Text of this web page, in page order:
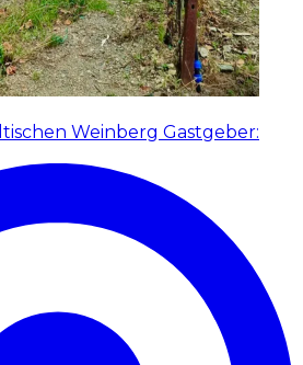
Weinberg Gastgeber: